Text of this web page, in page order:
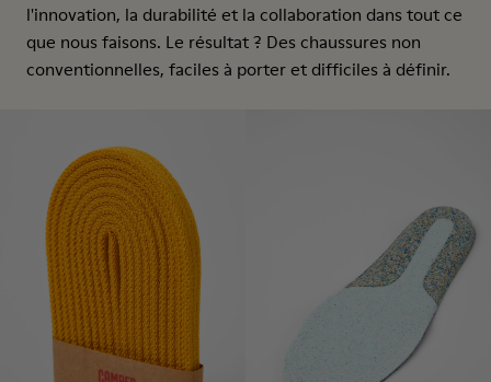
l'innovation, la durabilité et la collaboration dans tout ce
que nous faisons. Le résultat ? Des chaussures non
conventionnelles, faciles à porter et difficiles à définir.